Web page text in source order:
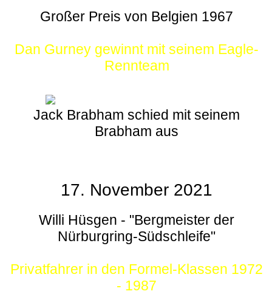
Großer Preis von Belgien 1967
Dan Gurney gewinnt mit seinem Eagle-
Rennteam
Jack Brabham schied mit seinem
Brabham aus
17. November 2021
Willi Hüsgen - "Bergmeister der
Nürburgring-Südschleife"
Privatfahrer in den Formel-Klassen 1972
- 1987